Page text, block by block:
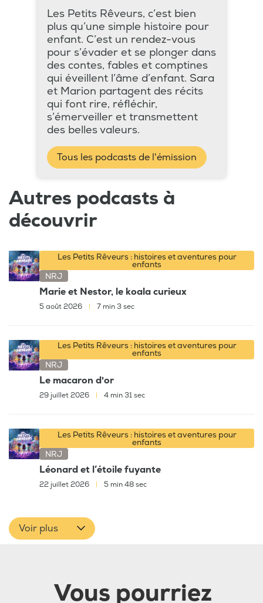
Les Petits Rêveurs, c’est bien
plus qu’une simple histoire pour
enfant. C’est un rendez-vous
pour s’évader et se plonger dans
des contes, fables et comptines
qui éveillent l’âme d’enfant. Sara
et Marion partagent des récits
qui font rire, réfléchir,
s’émerveiller et transmettent
des belles valeurs.
Tous les podcasts de l'émission
Autres podcasts à
découvrir
Les Petits Rêveurs : histoires et aventures pour
enfants
NRJ
Marie et Nestor, le koala curieux
5 août 2026 7 min 3 sec
Les Petits Rêveurs : histoires et aventures pour
enfants
NRJ
Le macaron d'or
29 juillet 2026 4 min 31 sec
Les Petits Rêveurs : histoires et aventures pour
enfants
NRJ
Léonard et l’étoile fuyante
22 juillet 2026 5 min 48 sec
Voir plus
Vous pourriez